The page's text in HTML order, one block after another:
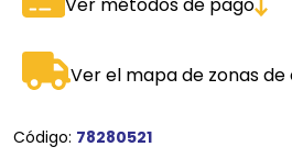
Ver métodos de pago
Ver el mapa de zonas de
Código: 78280521